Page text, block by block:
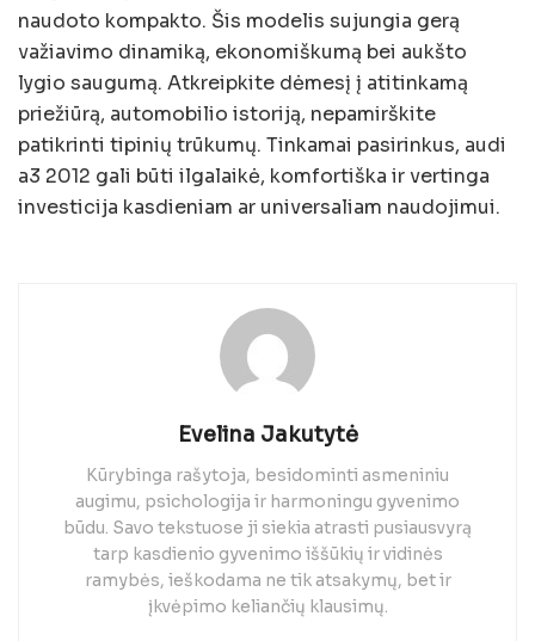
naudoto kompakto. Šis modelis sujungia gerą
važiavimo dinamiką, ekonomiškumą bei aukšto
lygio saugumą. Atkreipkite dėmesį į atitinkamą
priežiūrą, automobilio istoriją, nepamirškite
patikrinti tipinių trūkumų. Tinkamai pasirinkus, audi
a3 2012 gali būti ilgalaikė, komfortiška ir vertinga
investicija kasdieniam ar universaliam naudojimui.
Evelina Jakutytė
Kūrybinga rašytoja, besidominti asmeniniu
augimu, psichologija ir harmoningu gyvenimo
būdu. Savo tekstuose ji siekia atrasti pusiausvyrą
tarp kasdienio gyvenimo iššūkių ir vidinės
ramybės, ieškodama ne tik atsakymų, bet ir
įkvėpimo keliančių klausimų.